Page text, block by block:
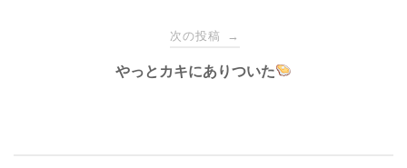
次の投稿 →
やっとカキにありついた